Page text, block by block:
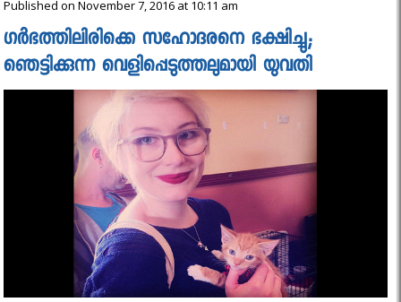
Published on November 7, 2016 at 10:11 am
ഗർഭത്തിലിരിക്കെ സഹോദരനെ ഭക്ഷിച്ചു;
ഞെട്ടിക്കുന്ന വെളിപ്പെടുത്തലുമായി യുവതി